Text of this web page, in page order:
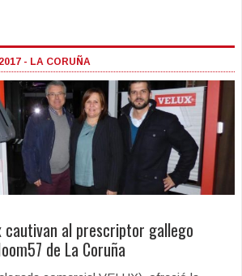
- LA CORUÑA
cautivan al prescriptor gallego
de La Coruña